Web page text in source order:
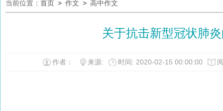
当前位置： 首页 > 作文 > 高中作文
关于抗击新型冠状肺
作者： 来源: 时间: 2020-02-15 00:00:00